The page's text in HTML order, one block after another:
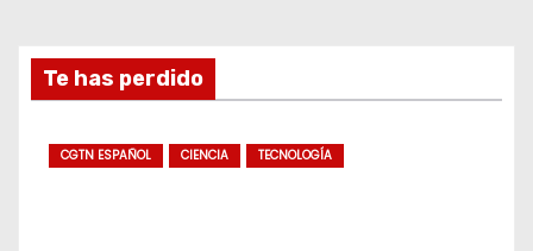
Te has perdido
CGTN ESPAÑOL CIENCIA TECNOLOGÍA